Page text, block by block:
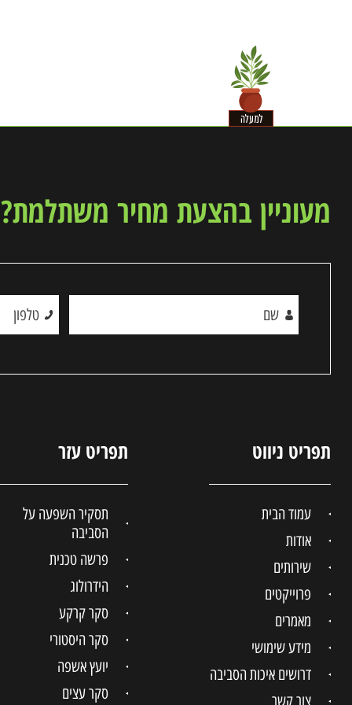
מעוניין בהצעת מחיר משתלמת?
תפריט ניווט
עמוד הבית
אודות
שירותים
פרוייקטים
מאמרים
מידע שימושי
דרושים איכות הסביבה
צור קשר
תפריט עזר
תסקיר השפעה על
הסביבה
פרשה טכנית
הידרולוג
סקר קרקע
סקר היסטורי
יועץ אשפה
סקר עצים